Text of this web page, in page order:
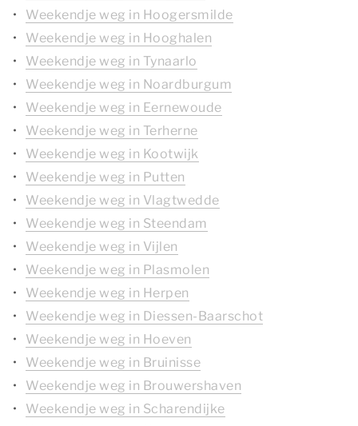
Weekendje weg in Hoogersmilde
Weekendje weg in Hooghalen
Weekendje weg in Tynaarlo
Weekendje weg in Noardburgum
Weekendje weg in Eernewoude
Weekendje weg in Terherne
Weekendje weg in Kootwijk
Weekendje weg in Putten
Weekendje weg in Vlagtwedde
Weekendje weg in Steendam
Weekendje weg in Vijlen
Weekendje weg in Plasmolen
Weekendje weg in Herpen
Weekendje weg in Diessen-Baarschot
Weekendje weg in Hoeven
Weekendje weg in Bruinisse
Weekendje weg in Brouwershaven
Weekendje weg in Scharendijke